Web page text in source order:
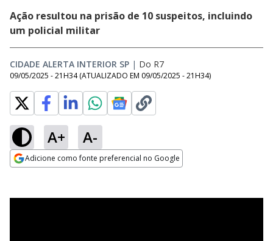
Ação resultou na prisão de 10 suspeitos, incluindo
um policial militar
CIDADE ALERTA INTERIOR SP | Do R7
09/05/2025 - 21H34 (ATUALIZADO EM 09/05/2025 - 21H34)
A+ A-
Adicione como fonte preferencial no Google